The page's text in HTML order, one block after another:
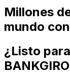
Millones
mundo
¿Listo